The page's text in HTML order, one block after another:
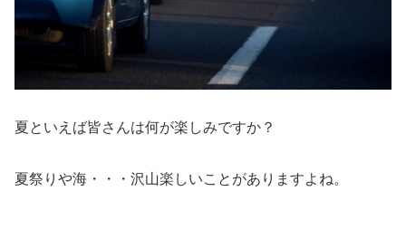
夏といえば皆さんは何が楽しみですか？
夏祭りや海・・・沢山楽しいことがありますよね。